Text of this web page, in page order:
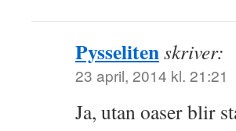
Pysselitenskriver:
23 april, 2014 kl. 21:21
Ja, utan oaser blir